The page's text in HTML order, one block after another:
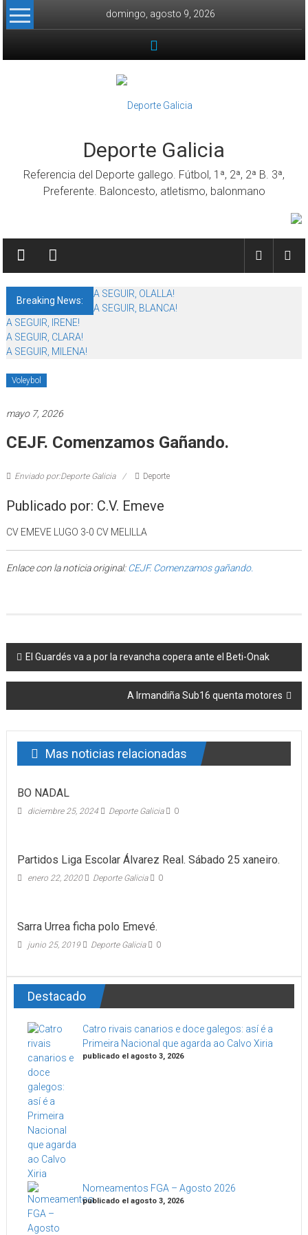
Skip to content
domingo, agosto 9, 2026
Deporte Galicia
Referencia del Deporte gallego. Fútbol, 1ª, 2ª, 2ª B. 3ª,
Preferente. Baloncesto, atletismo, balonmano
Breaking News:
A SEGUIR, OLALLA!
A SEGUIR, BLANCA!
A SEGUIR, IRENE!
A SEGUIR, CLARA!
A SEGUIR, MILENA!
Voleybol
mayo 7, 2026
CEJF. Comenzamos Gañando.
Enviado por:Deporte Galicia Deporte
Publicado por: C.V. Emeve
CV EMEVE LUGO 3-0 CV MELILLA
Enlace con la noticia original:CEJF. Comenzamos gañando.
Post navigation
El Guardés va a por la revancha copera ante el Beti-Onak
A Irmandiña Sub16 quenta motores
Mas noticias relacionadas
BO NADAL
diciembre 25, 2024 Deporte Galicia 0
Partidos Liga Escolar Álvarez Real. Sábado 25 xaneiro.
enero 22, 2020 Deporte Galicia 0
Sarra Urrea ficha polo Emevé.
junio 25, 2019 Deporte Galicia 0
Destacado
Catro rivais canarios e doce galegos: así é a
Primeira Nacional que agarda ao Calvo Xiria
publicado el agosto 3, 2026
Nomeamentos FGA – Agosto 2026
publicado el agosto 3, 2026